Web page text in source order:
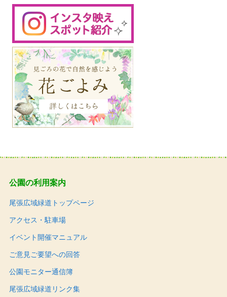
公園の利用案内
尾張広域緑道トップページ
アクセス・駐車場
イベント開催マニュアル
ご意見ご要望への回答
公園モニター通信簿
尾張広域緑道リンク集